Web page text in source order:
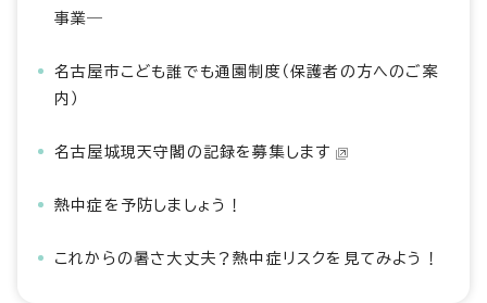
事業―
名古屋市こども誰でも通園制度（保護者の方へのご案
内）
名古屋城現天守閣の記録を募集します
熱中症を予防しましょう！
これからの暑さ大丈夫？熱中症リスクを見てみよう！